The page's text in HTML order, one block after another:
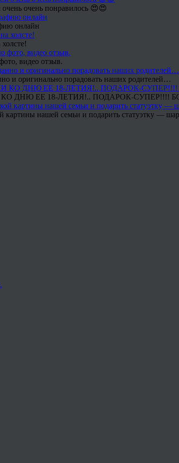
очень понравилось 😍😍
онлайн
видео отзыв.
и оригинально порадовать наших родителей…
ДНЮ ЕЕ 18-ЛЕТИЯ!.. ПОДАРОК-СУПЕР!!!!
картины нашей семьи и подарить статуэтку —